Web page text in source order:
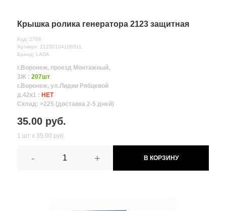
Крышка ролика генератора 2123 защитная
Код: 2706
Артикул: 21230104106511
Бренд: LADA
г.Воронеж, проезд Монтажный,
3Ж : 207шт
г.Воронеж, ул.Лидии Рябцевой
д.42к1 : НЕТ
Склад: >225 (доставка 2-5 дней)
35.00 руб.
1 шт х 35.00 руб.
- + В КОРЗИНУ